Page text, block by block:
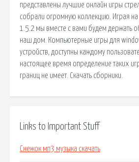
представлены лучшие онлайн игры
собрали огромную коллекцию. Играя
1.5.2 мы вместе с вами будем держать
наш дом. Компьютерные игры для
устройств, доступны каждому
настоящее время определение таких
границ не имеет. Скачать сборники.
Links to Important Stuff
Снежок мп3 музыка скачать